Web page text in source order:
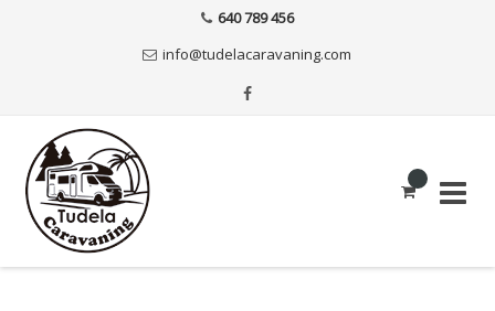
640 789 456
info@tudelacaravaning.com